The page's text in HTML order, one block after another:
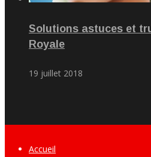
Solutions astuces et
Royale
19 juillet 2018
Accueil